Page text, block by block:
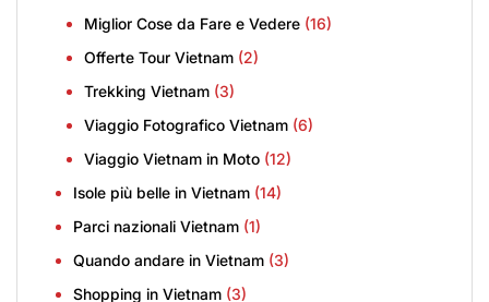
Miglior Cose da Fare e Vedere (16)
Offerte Tour Vietnam (2)
Trekking Vietnam (3)
Viaggio Fotografico Vietnam (6)
Viaggio Vietnam in Moto (12)
Isole più belle in Vietnam (14)
Parci nazionali Vietnam (1)
Quando andare in Vietnam (3)
Shopping in Vietnam (3)